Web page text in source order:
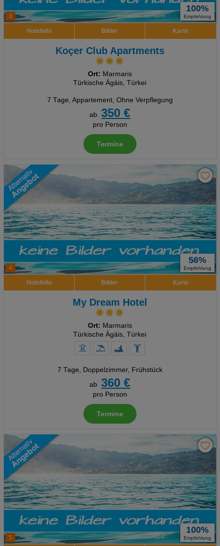
3
100%
Empfehlung
Hotelinfo Bilder Karte
Koçer Club Apartments
Ort: Marmaris
Türkische Ägäis, Türkei
7 Tage, Appartement, Ohne Verpflegung
ab
350 €
pro Person
Termine
4
56%
Empfehlung
Hotelinfo Bilder Karte
My Dream Hotel
Ort: Marmaris
Türkische Ägäis, Türkei
7 Tage, Doppelzimmer, Frühstück
ab
360 €
pro Person
Termine
5
100%
Empfehlung